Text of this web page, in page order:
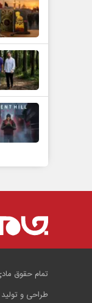
تمام حقوق
طراحی و تولید